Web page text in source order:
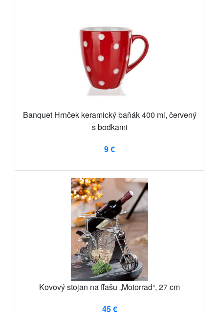
Banquet Hrnček keramický baňák 400 ml, červený
s bodkami
9 €
Kovový stojan na fľašu „Motorrad“, 27 cm
45 €